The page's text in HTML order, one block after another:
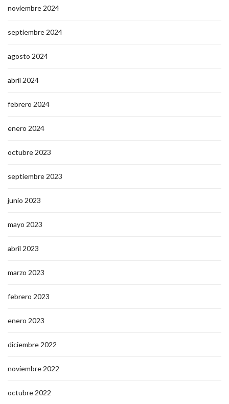
noviembre 2024
septiembre 2024
agosto 2024
abril 2024
febrero 2024
enero 2024
octubre 2023
septiembre 2023
junio 2023
mayo 2023
abril 2023
marzo 2023
febrero 2023
enero 2023
diciembre 2022
noviembre 2022
octubre 2022